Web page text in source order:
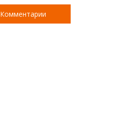
Комментарии